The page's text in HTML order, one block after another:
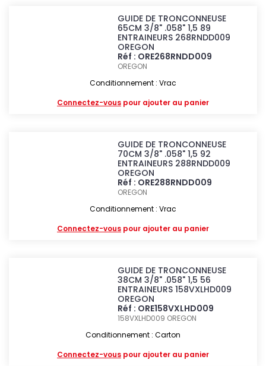
GUIDE DE TRONCONNEUSE
65CM 3/8" .058" 1,5 89
ENTRAINEURS 268RNDD009
OREGON
Réf : ORE268RNDD009
OREGON
Conditionnement : Vrac
Connectez-vous pour ajouter au panier
GUIDE DE TRONCONNEUSE
70CM 3/8" .058" 1,5 92
ENTRAINEURS 288RNDD009
OREGON
Réf : ORE288RNDD009
OREGON
Conditionnement : Vrac
Connectez-vous pour ajouter au panier
GUIDE DE TRONCONNEUSE
38CM 3/8" .058" 1,5 56
ENTRAINEURS 158VXLHD009
OREGON
Réf : ORE158VXLHD009
158VXLHD009 OREGON
Conditionnement : Carton
Connectez-vous pour ajouter au panier